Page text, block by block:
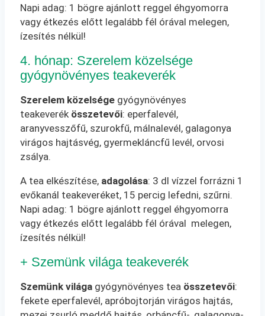
Napi adag: 1 bögre ajánlott reggel éhgyomorra
vagy étkezés előtt legalább fél órával melegen,
ízesítés nélkül!
4. hónap: Szerelem közelsége
gyógynövényes teakeverék
Szerelem közelségegyógynövényes
teakeverék összetevői: eperfalevél,
aranyvesszőfű, szurokfű, málnalevél, galagonya
virágos hajtásvég, gyermekláncfű levél, orvosi
zsálya.
A tea elkészítése, adagolása: 3 dl vízzel forrázni 1
evőkanál teakeveréket, 15 percig lefedni, szűrni.
Napi adag: 1 bögre ajánlott reggel éhgyomorra
vagy étkezés előtt legalább fél órával melegen,
ízesítés nélkül!
+ Szemünk világa teakeverék
Szemünk világagyógynövényes tea összetevői:
fekete eperfalevél, apróbojtorján virágos hajtás,